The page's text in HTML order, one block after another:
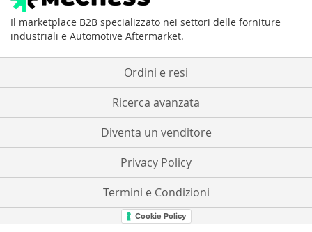
Il marketplace B2B specializzato nei settori delle forniture
industriali e Automotive Aftermarket.
Ordini e resi
Ricerca avanzata
Diventa un venditore
Privacy Policy
Termini e Condizioni
Cookie Policy